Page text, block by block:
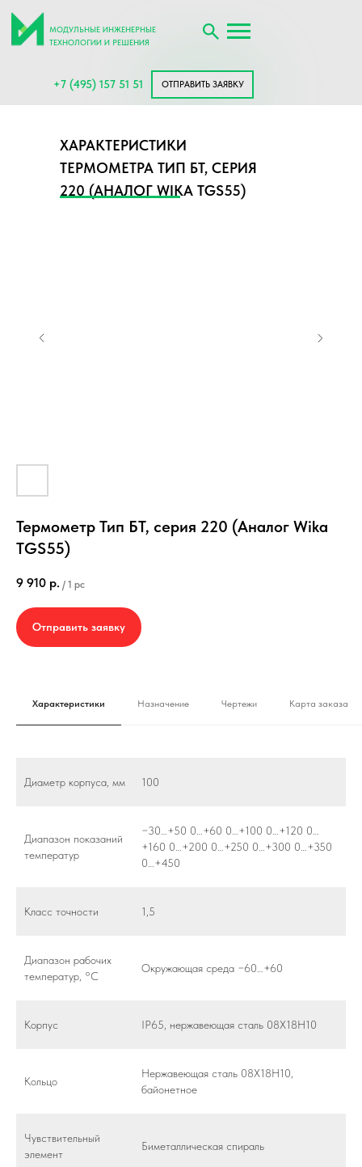
+7 (495) 157 51 51
МОДУЛЬНЫЕ ИНЖЕНЕРНЫЕ
ТЕХНОЛОГИИ И РЕШЕНИЯ
ОТПРАВИТЬ ЗАЯВКУ
ХАРАКТЕРИСТИКИ
ТЕРМОМЕТРА ТИП БТ, СЕРИЯ
220 (АНАЛОГ WIKA TGS55)
Термометр Тип БТ, серия 220 (Аналог Wika
TGS55)
9 910 р. / 1 pc
Отправить заявку
Характеристики Назначение Чертежи Карта заказа
Диаметр корпуса, мм 100
Диапазон показаний
температур
−30…+50 0…+60 0…+100 0…+120 0…
+160 0…+200 0…+250 0…+300 0…+350
0…+450
Класс точности 1,5
Диапазон рабочих
температур, °C
Окружающая среда −60…+60
Корпус IP65, нержавеющая сталь 08Х18Н10
Кольцо
Нержавеющая сталь 08Х18Н10,
байонетное
Чувствительный
элемент
Биметаллическая спираль